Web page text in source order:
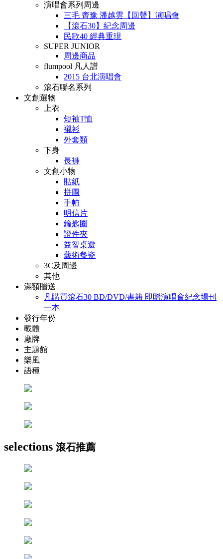
演唱會系列周邊
三毛 齊豫 潘越雲【回聲】演唱會
【滾石30】紀念周邊
民歌40 經典重現
SUPER JUNIOR
周邊商品
flumpool 凡人譜
2015 台北演唱會
滾石聯名系列
文創選物
上衣
短袖T恤
襯衫
外套類
下身
長褲
文創小物
貼紙
拼圖
手帕
明信片
鑰匙圈
證件夾
益智桌遊
藝術餐瓷
3C及周邊
其他
滿額贈送
凡購買滾石30 BD/DVD/書籍 即贈演唱會紀念場刊
一本
發行年份
載體
廠牌
主題館
樂風
語種
selections 滾石推薦